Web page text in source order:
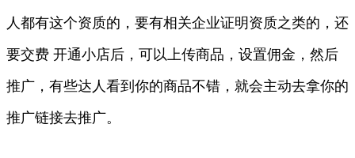
人都有这个资质的，要有相关企业证明资质之类的，还
要交费 开通小店后，可以上传商品，设置佣金，然后
推广，有些达人看到你的商品不错，就会主动去拿你的
推广链接去推广。